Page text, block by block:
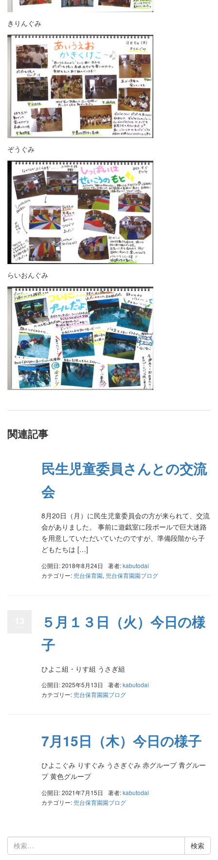
きりんぐみ
ぞうぐみ
らいおんぐみ
関連記事
民生児童委員さんとの交流
会
8月20日（月）に民生児童委員会の方が来られて、交流
会がありました。 事前に遊戯室に段ボールで巨大迷路
を用意していただいていたのですが、準備段階から子
どもたちは […]
公開日: 2018年8月24日 著者:kabutodai
カテゴリー: 兜台保育園, 兜台保育園園ブログ
５月１３日（火）今日の様
子
ひよこ組・りす組 うさぎ組
公開日: 2025年5月13日 著者:kabutodai
カテゴリー: 兜台保育園園ブログ
7月15日（木）今日の様子
ひよこぐみ りすぐみ うさぎぐみ 赤グループ 青グルー
プ 黄色グループ
公開日: 2021年7月15日 著者:kabutodai
カテゴリー: 兜台保育園園ブログ
検
索: